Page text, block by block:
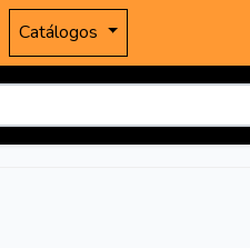
Catálogos